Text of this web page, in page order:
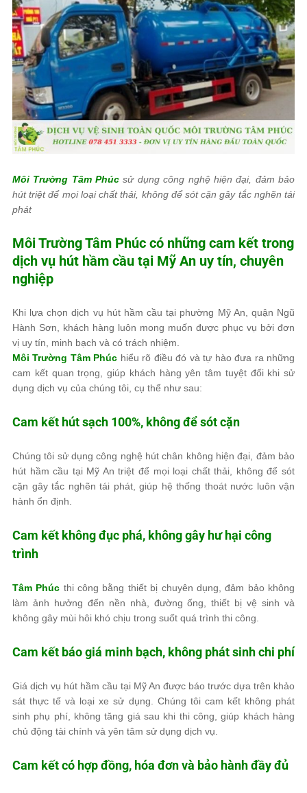
Môi Trường Tâm Phúc sử dụng công nghệ hiện đại, đảm bảo
hút triệt để mọi loại chất thải, không để sót cặn gây tắc nghẽn tái
phát
Môi Trường Tâm Phúc có những cam kết trong
dịch vụ hút hầm cầu tại Mỹ An uy tín, chuyên
nghiệp
Khi lựa chọn dịch vụ hút hầm cầu tại phường Mỹ An, quận Ngũ
Hành Sơn, khách hàng luôn mong muốn được phục vụ bởi đơn
vị uy tín, minh bạch và có trách nhiệm.
Môi Trường Tâm Phúc hiểu rõ điều đó và tự hào đưa ra những
cam kết quan trọng, giúp khách hàng yên tâm tuyệt đối khi sử
dụng dịch vụ của chúng tôi, cụ thể như sau:
Cam kết hút sạch 100%, không để sót cặn
Chúng tôi sử dụng công nghệ hút chân không hiện đại, đảm bảo
hút hầm cầu tại Mỹ An triệt để mọi loại chất thải, không để sót
cặn gây tắc nghẽn tái phát, giúp hệ thống thoát nước luôn vận
hành ổn định.
Cam kết không đục phá, không gây hư hại công
trình
Tâm Phúc thi công bằng thiết bị chuyên dụng, đảm bảo không
làm ảnh hưởng đến nền nhà, đường ống, thiết bị vệ sinh và
không gây mùi hôi khó chịu trong suốt quá trình thi công.
Cam kết báo giá minh bạch, không phát sinh chi phí
Giá dịch vụ hút hầm cầu tại Mỹ An được báo trước dựa trên khảo
sát thực tế và loại xe sử dụng. Chúng tôi cam kết không phát
sinh phụ phí, không tăng giá sau khi thi công, giúp khách hàng
chủ động tài chính và yên tâm sử dụng dịch vụ.
Cam kết có hợp đồng, hóa đơn và bảo hành đầy đủ